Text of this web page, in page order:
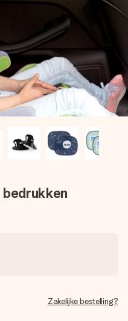
unieks – met haar naam,
Zonder gedoe, maar
Zakelijke bestelling?